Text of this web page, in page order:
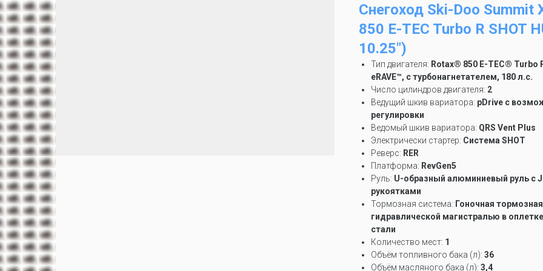
Назад
Снегоход Ski-Doo Summit
850 E-TEC Turbo R SHOT
10.25″)
Тип двигателя: Rotax® 850 E-TEC® Turbo
eRAVE™, с турбонагнетателем, 180 л.с.
Число цилиндров двигателя: 2
Ведущий шкив вариатора: pDrive с
регулировки
Ведомый шкив вариатора: QRS Vent Plus
Электрически стартер: Система SHOT
Реверс: RER
Платформа: RevGen5
Руль: U-образный алюминиевый руль с
рукоятками
Тормозная система: Гоночная
гидравлической магистралью в
стали
Количество мест: 1
Объём топливного бака (л): 36
Объём масляного бака (л): 3,4